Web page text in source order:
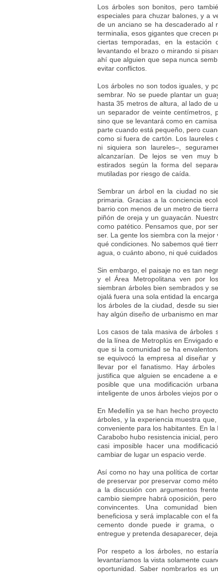
Los árboles son bonitos, pero
especiales para chuzar balones, y a
de un anciano se ha descaderado al
terminalia, esos gigantes que crecen
ciertas temporadas, en la
levantando el brazo o mirando si
ahí que alguien que sepa nunca
evitar conflictos.
Los árboles no son todos iguales, y
sembrar. No se puede plantar un
hasta 35 metros de altura, al lado de
un separador de veinte centímetros,
sino que se levantará como en
parte cuando está pequeño, pero
como si fuera de cartón. Los laureles
ni siquiera son laureles–,
alcanzarían. De lejos se ven muy
estirados según la forma del
mutiladas por riesgo de caída.
Sembrar un árbol en la ciudad no
primaria. Gracias a la conciencia
barrio con menos de un metro de
piñón de oreja y un guayacán.
como patético. Pensamos que, por
ser. La gente los siembra con la
qué condiciones. No sabemos qué
agua, o cuánto abono, ni qué
Sin embargo, el paisaje no es tan
y el Área Metropolitana ven por
siembran árboles bien sembrados y
ojalá fuera una sola entidad la
los árboles de la ciudad, desde su
hay algún diseño de urbanismo en
Los casos de tala masiva de árboles
de la línea de Metroplús en Envigado
que si la comunidad se ha
se equivocó la empresa al diseñar
llevar por el fanatismo. Hay
justifica que alguien se encadene a
posible que una modificación
inteligente de unos árboles viejos por
En Medellín ya se han hecho
árboles, y la experiencia muestra
conveniente para los habitantes. En
Carabobo hubo resistencia inicial,
casi imposible hacer una
cambiar de lugar un espacio verde.
Así como no hay una política de
de preservar por preservar como
a la discusión con argumentos
cambio siempre habrá oposición,
convincentes. Una comunidad
beneficiosa y será implacable con el
cemento donde puede ir grama, o
entregue y pretenda desaparecer,
Por respeto a los árboles, no
levantaríamos la vista solamente
oportunidad. Saber nombrarlos es